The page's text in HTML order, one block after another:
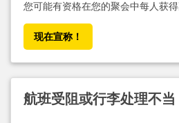
您可能有资格在您的聚会中每人获得
现在宣称！
航班受阻或行李处理不当